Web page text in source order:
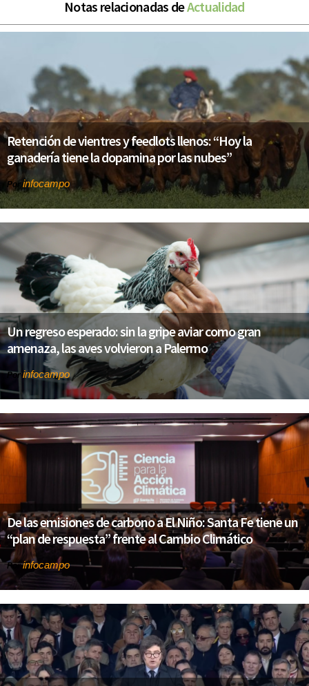
Notas relacionadas deActualidad
Retención de vientres y feedlots llenos: “Hoy la
ganadería tiene la dopamina por las nubes”
Porinfocampo
Un regreso esperado: sin la gripe aviar como gran
amenaza, las aves volvieron a Palermo
Por infocampo
De las emisiones de carbono a El Niño: Santa Fe tiene un
“plan de respuesta” frente al Cambio Climático
Porinfocampo